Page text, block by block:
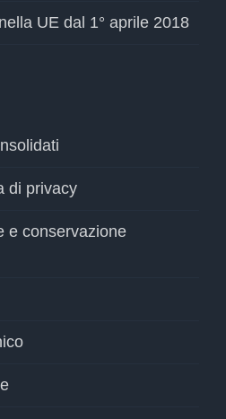
UE dal 1° aprile 2018
di privacy
e conservazione